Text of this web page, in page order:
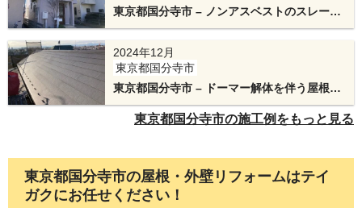
東京都国分寺市 – ノンアスベストのスレート
屋根をアイジー工業のスーパーガルテクトで
カバー工法と外壁塗装
2024年12月
東京都国分寺市
東京都国分寺市 – ドーマー解体を伴う屋根カ
バー工法
東京都国分寺市の施工例をもっと見る
東京都国分寺市の屋根・外壁リフォームはテイ
ガクにお任せください！